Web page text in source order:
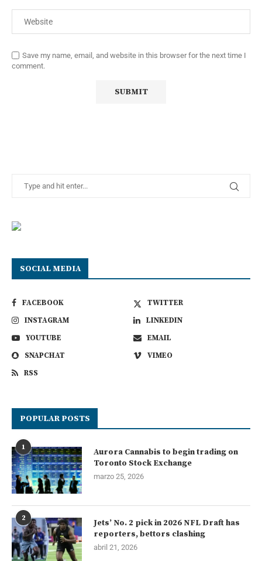
Save my name, email, and website in this browser for the next time I
comment.
SOCIAL MEDIA
FACEBOOK
TWITTER
INSTAGRAM
LINKEDIN
YOUTUBE
EMAIL
SNAPCHAT
VIMEO
RSS
POPULAR POSTS
1
Aurora Cannabis to begin trading on
Toronto Stock Exchange
marzo 25, 2026
2
Jets’ No. 2 pick in 2026 NFL Draft has
reporters, bettors clashing
abril 21, 2026